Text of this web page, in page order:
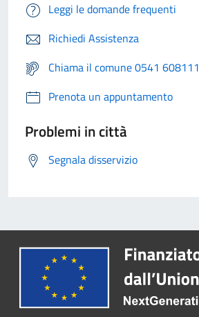
Leggi le domande frequenti
Richiedi Assistenza
Chiama il comune 0541 608111
Prenota un appuntamento
Problemi in città
Segnala disservizio